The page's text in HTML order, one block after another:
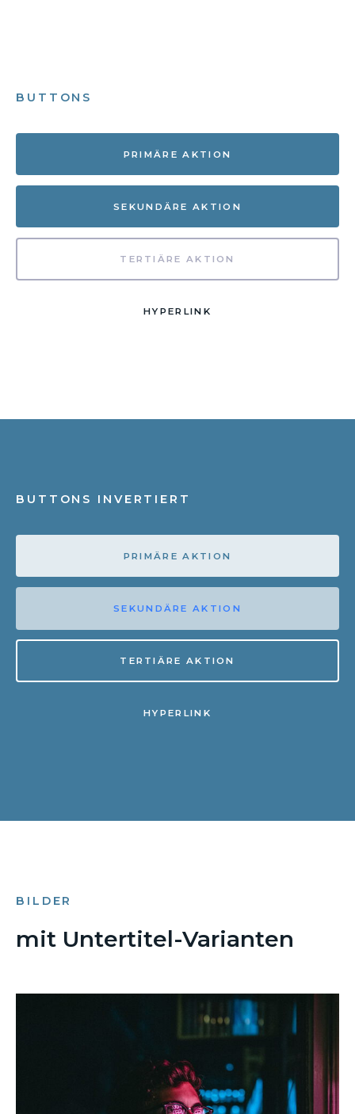
BUTTONS
PRIMÄRE AKTION
SEKUNDÄRE AKTION
TERTIÄRE AKTION
HYPERLINK
BUTTONS INVERTIERT
PRIMÄRE AKTION
SEKUNDÄRE AKTION
TERTIÄRE AKTION
HYPERLINK
BILDER
mit Untertitel-Varianten